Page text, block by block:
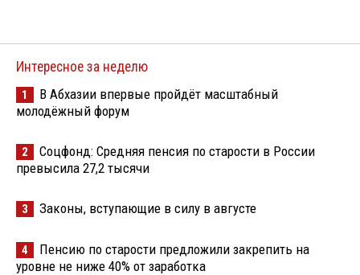
Интересное за неделю
1
В Абхазии впервые пройдёт масштабный
молодёжный форум
2
Соцфонд: Средняя пенсия по старости в России
превысила 27,2 тысячи
3 Законы, вступающие в силу в августе
4
Пенсию по старости предложили закрепить на
уровне не ниже 40% от заработка